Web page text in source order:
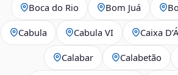
Boca do Rio Bom Juá
Cabula Cabula VI Caixa
Calabar Calabetão